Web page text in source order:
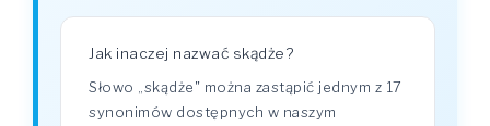
Jak inaczej nazwać skądże?
Słowo „skądże" można zastąpić jednym z 17
synonimów dostępnych w naszym